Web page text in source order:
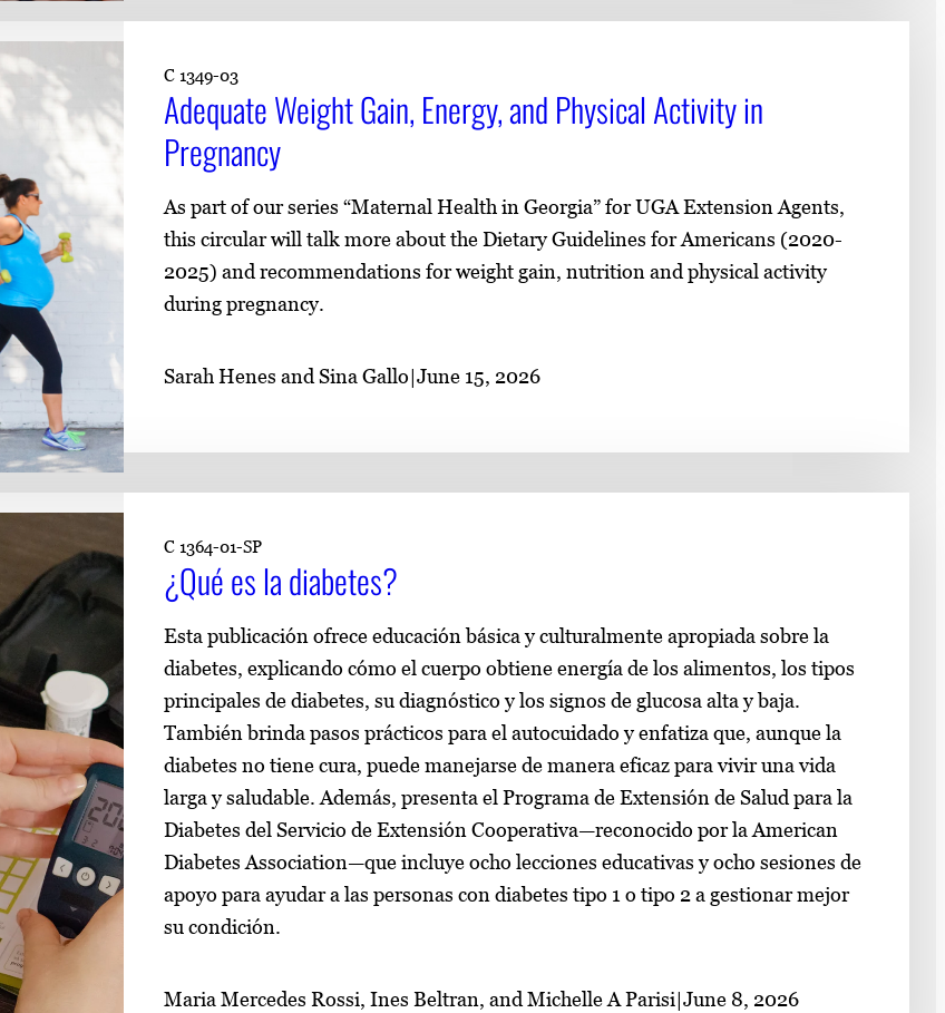
C 1349-03
Adequate Weight Gain, Energy, and Physical Activity in
Pregnancy
As part of our series “Maternal Health in Georgia” for UGA Extension Agents,
this circular will talk more about the Dietary Guidelines for Americans (2020-
2025) and recommendations for weight gain, nutrition and physical activity
during pregnancy.
Sarah Henes and Sina Gallo|June 15, 2026
C 1364-01-SP
¿Qué es la diabetes?
Esta publicación ofrece educación básica y culturalmente apropiada sobre la
diabetes, explicando cómo el cuerpo obtiene energía de los alimentos, los tipos
principales de diabetes, su diagnóstico y los signos de glucosa alta y baja.
También brinda pasos prácticos para el autocuidado y enfatiza que, aunque la
diabetes no tiene cura, puede manejarse de manera eficaz para vivir una vida
larga y saludable. Además, presenta el Programa de Extensión de Salud para la
Diabetes del Servicio de Extensión Cooperativa—reconocido por la American
Diabetes Association—que incluye ocho lecciones educativas y ocho sesiones de
apoyo para ayudar a las personas con diabetes tipo 1 o tipo 2 a gestionar mejor
su condición.
Maria Mercedes Rossi, Ines Beltran, and Michelle A Parisi|June 8, 2026